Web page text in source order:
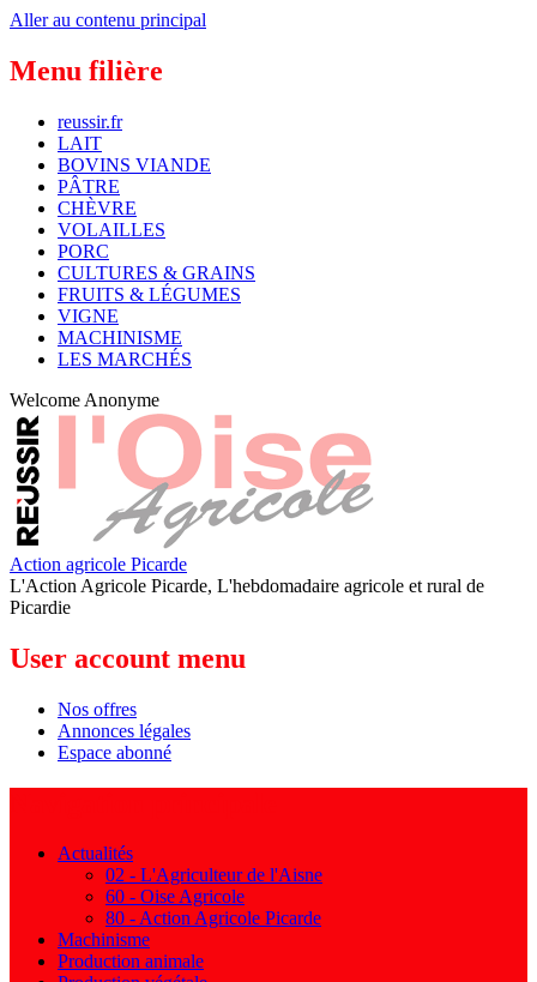
Aller au contenu principal
Menu filière
reussir.fr
LAIT
BOVINS VIANDE
PÂTRE
CHÈVRE
VOLAILLES
PORC
CULTURES & GRAINS
FRUITS & LÉGUMES
VIGNE
MACHINISME
LES MARCHÉS
Welcome Anonyme
Action agricole Picarde
L'Action Agricole Picarde, L'hebdomadaire agricole et rural de
Picardie
User account menu
Nos offres
Annonces légales
Espace abonné
Actualités
02 - L'Agriculteur de l'Aisne
60 - Oise Agricole
80 - Action Agricole Picarde
Machinisme
Production animale